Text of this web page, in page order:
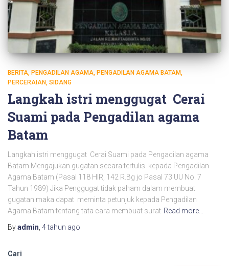
BERITA PENGADILAN AGAMA PENGADILAN AGAMA BATAM
PERCERAIAN SIDANG
Langkah istri menggugat Cerai
Suami pada Pengadilan agama
Batam
Langkah istri menggugat Cerai Suami pada Pengadilan agama
Batam Mengajukan gugatan secara tertulis kepada Pengadilan
Agama Batam (Pasal 118 HIR, 142 R.Bg jo Pasal 73 UU No. 7
Tahun 1989) Jika Penggugat tidak paham dalam membuat
gugatan maka dapat meminta petunjuk kepada Pengadilan
Agama Batam tentang tata cara membuat surat Read more…
Byadmin 4 tahun ago
Cari